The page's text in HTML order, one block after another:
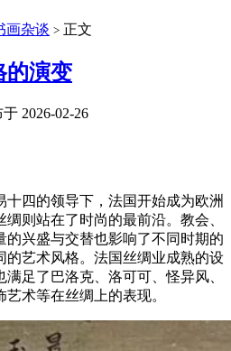
画杂谈 > 正文
的演变
2026-02-26
十四的领导下，法国开始成为欧洲
则站在了时尚的最前沿。教会、
的兴盛与交替也影响了不同时期的
的艺术风格。法国丝绸业成熟的设
足了巴洛克、洛可可、怪异风、
术等在丝绸上的表现。